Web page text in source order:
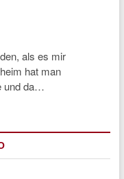
als es mir
hat man
und da…